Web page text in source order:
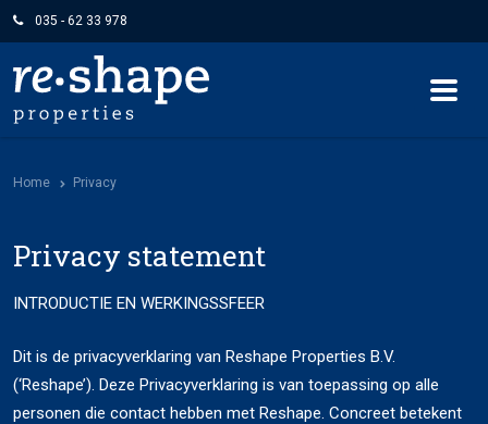
035 - 62 33 978
Home Privacy
Privacy statement
INTRODUCTIE EN WERKINGSSFEER
Dit is de privacyverklaring van Reshape Properties B.V.
(‘Reshape’). Deze Privacyverklaring is van toepassing op alle
personen die contact hebben met Reshape. Concreet betekent